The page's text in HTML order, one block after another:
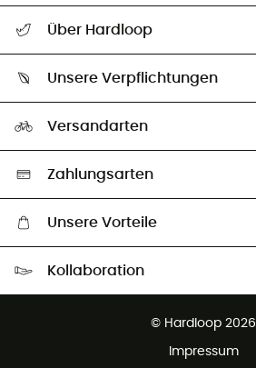
Größentabelle
Über Hardloop
Unsere Botschafter
Unsere Verpflichtungen
Auswahl an nachhaltigen Produkten
Versandarten
Zahlungsarten
Unsere Vorteile
Kollaboration
© Hardloop 2026
Impressum